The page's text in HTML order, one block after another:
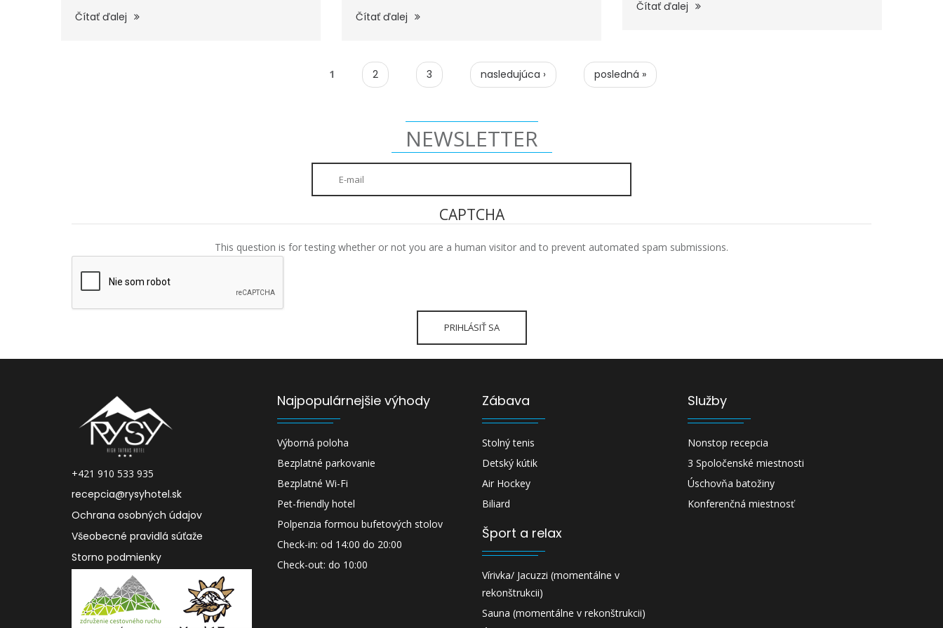
Čítať ďalej Čítať ďalej
Čítať ďalej
1 2 3 nasledujúca › posledná »
NEWSLETTER
CAPTCHA
This question is for testing whether or not you are a human visitor and to prevent automated spam submissions.
+421 910 533 935
recepcia@rysyhotel.sk
Ochrana osobných údajov
Všeobecné pravidlá súťaže
Storno podmienky
Najpopulárnejšie výhody
Výborná poloha
Bezplatné parkovanie
Bezplatné Wi-Fi
Pet-friendly hotel
Polpenzia formou bufetových stolov
Check-in: od 14:00 do 20:00
Check-out: do 10:00
Zábava
Stolný tenis
Detský kútik
Air Hockey
Biliard
Šport a relax
Vírivka/ Jacuzzi (momentálne v
rekonštrukcii)
Sauna (momentálne v rekonštrukcii)
Služby
Nonstop recepcia
3 Spoločenské miestnosti
Úschovňa batožiny
Konferenčná miestnosť